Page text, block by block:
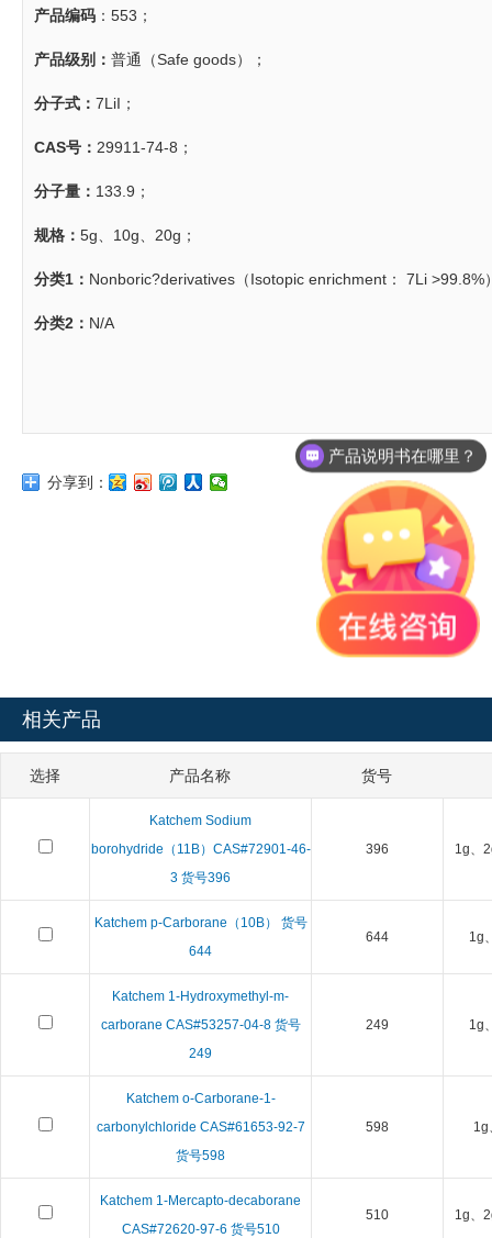
产品编码 ：553；
产品级别： 普通（Safe goods）；
分子式： 7LiI；
CAS号： 29911-74-8；
分子量： 133.9；
规格： 5g、10g、20g；
分类1： Nonboric?derivatives（Isotopic enrichment： 7Li >99.8%
分类2： N/A
分享到：
相关产品
选择 产品名称 货号
Katchem Sodium
borohydride（11B）CAS#72901-46-
3 货号396
396 1g、
Katchem p-Carborane（10B） 货号
644
644 1g
Katchem 1-Hydroxymethyl-m-
carborane CAS#53257-04-8 货号
249
249 1g
Katchem o-Carborane-1-
carbonylchloride CAS#61653-92-7
货号598
598 1g
Katchem 1-Mercapto-decaborane
CAS#72620-97-6 货号510
510 1g、
产品说明书在哪里？